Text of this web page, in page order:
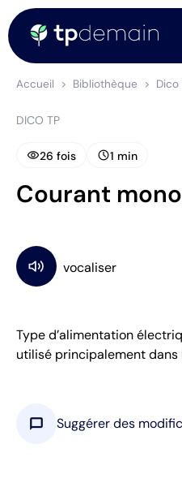
Accueil Bibliothèque Dico
DICO TP
visibility26 fois schedule1 min
Courant
Type d’alimentation
utilisé principalement dans
chat_bubble Suggérer des